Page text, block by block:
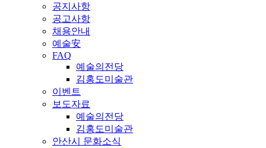
공지사항
공고사항
채용안내
예술安
FAQ
예술의전당
김홍도미술관
이벤트
보도자료
예술의전당
김홍도미술관
안산시 문화소식